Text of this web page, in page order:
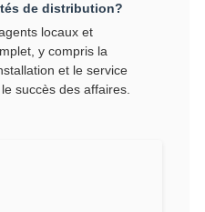
de distribution?
locaux et
y compris la
et le service
succès des affaires.